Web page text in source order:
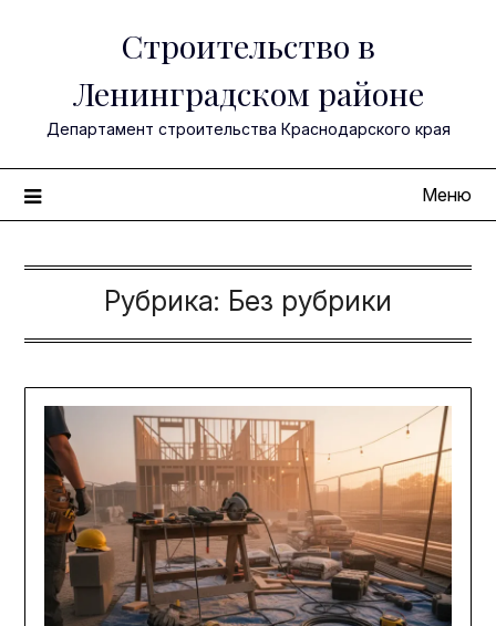
Строительство в
Ленинградском районе
Департамент строительства Краснодарского края
Меню
Рубрика: Без рубрики